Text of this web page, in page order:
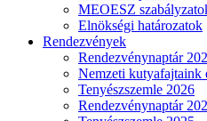
MEOESZ
Elnökségi határozatok
Rendezvények
Rendezvénynaptár
Nemzeti kutyafajtaink
Tenyészszemle 2026
Rendezvénynaptár